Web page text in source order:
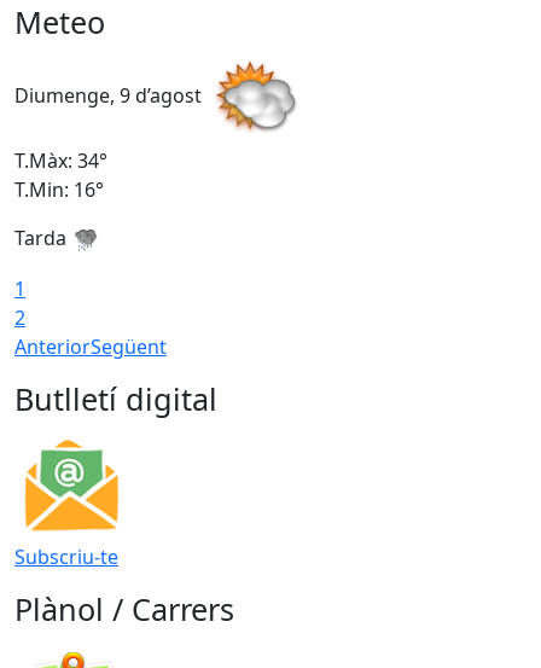
Meteo
Diumenge, 9 d’agost
T.Màx: 34°
T.Min: 16°
Tarda
1
2
AnteriorSegüent
Butlletí digital
Subscriu-te
Plànol / Carrers